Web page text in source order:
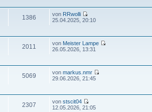
1386 von RRwolli
25.04.2025, 20:10
2011 von Meister Lampe
26.05.2026, 13:31
5069 vonmarkus.nmr
29.06.2026, 21:45
2307 vonstscit04
12.05.2026, 21:05